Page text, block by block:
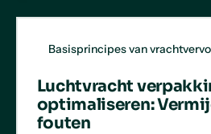
Basisprincipes van
Luchtvracht
optimaliseren:
fouten